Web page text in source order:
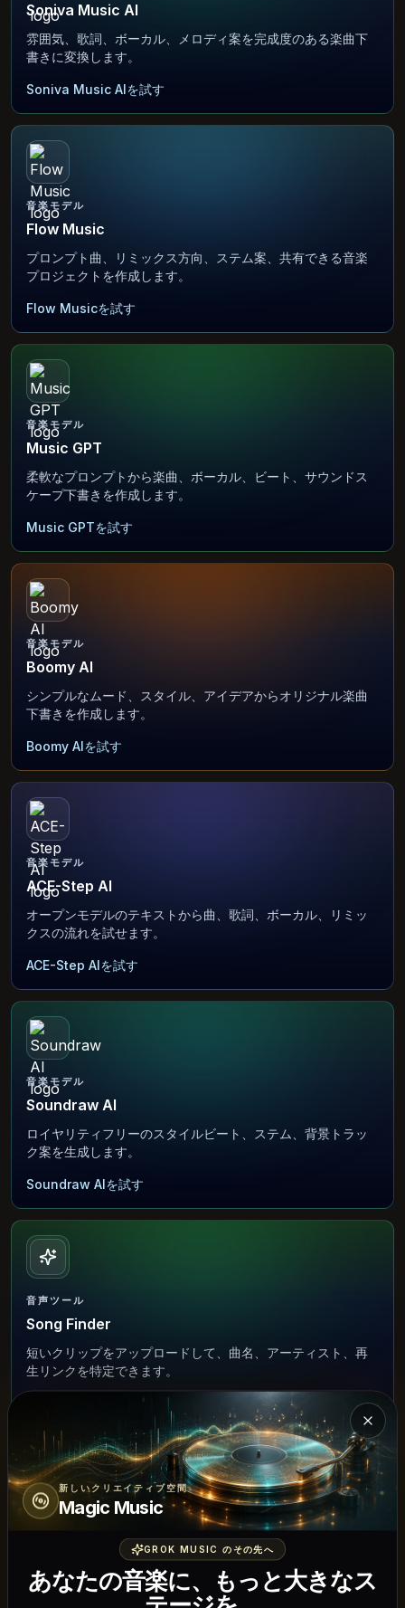
Soniva Music AI
雰囲気、歌詞、ボーカル、メロディ案を完成度のある楽曲下
書きに変換します。
Soniva Music AIを試す
音楽モデル
Flow Music
プロンプト曲、リミックス方向、ステム案、共有できる音楽
プロジェクトを作成します。
Flow Musicを試す
音楽モデル
Music GPT
柔軟なプロンプトから楽曲、ボーカル、ビート、サウンドス
ケープ下書きを作成します。
Music GPTを試す
音楽モデル
Boomy AI
シンプルなムード、スタイル、アイデアからオリジナル楽曲
下書きを作成します。
Boomy AIを試す
音楽モデル
ACE-Step AI
オープンモデルのテキストから曲、歌詞、ボーカル、リミッ
クスの流れを試せます。
ACE-Step AIを試す
音楽モデル
Soundraw AI
ロイヤリティフリーのスタイルビート、ステム、背景トラッ
ク案を生成します。
Soundraw AIを試す
音声ツール
Song Finder
短いクリップをアップロードして、曲名、アーティスト、再
生リンクを特定できます。
ボーカルツール
ブラウザ上の非公開テストで基準音を歌い返し、歌の音程精
度を評価します。
新しいクリエイティブ空間
Magic Music
GROK MUSIC のその先へ
あなたの音楽に、もっと大きなス